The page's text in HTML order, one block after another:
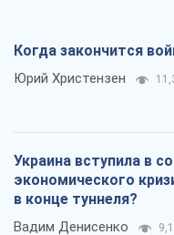
Когда закончится
Юрий Христензен
Украина вступила в
экономического
в конце туннеля?
Вадим Денисенко